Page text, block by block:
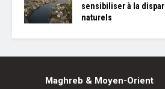
sensibiliser à la
naturels
Maghreb & Moyen-Orient